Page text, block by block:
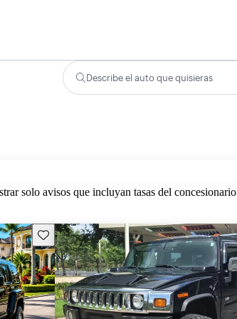
Describe el auto que quisieras
solo avisos que incluyan tasas del concesionario
Guarda este Aviso